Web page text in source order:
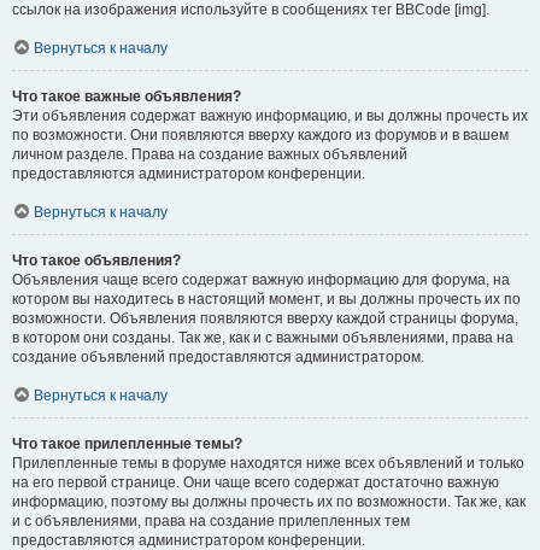
ссылок на изображения используйте в сообщениях тег BBCode [img].
Вернуться к началу
Что такое важные объявления?
Эти объявления содержат важную информацию, и вы должны прочесть их
по возможности. Они появляются вверху каждого из форумов и в вашем
личном разделе. Права на создание важных объявлений
предоставляются администратором конференции.
Вернуться к началу
Что такое объявления?
Объявления чаще всего содержат важную информацию для форума, на
котором вы находитесь в настоящий момент, и вы должны прочесть их по
возможности. Объявления появляются вверху каждой страницы форума,
в котором они созданы. Так же, как и с важными объявлениями, права на
создание объявлений предоставляются администратором.
Вернуться к началу
Что такое прилепленные темы?
Прилепленные темы в форуме находятся ниже всех объявлений и только
на его первой странице. Они чаще всего содержат достаточно важную
информацию, поэтому вы должны прочесть их по возможности. Так же, как
и с объявлениями, права на создание прилепленных тем
предоставляются администратором конференции.